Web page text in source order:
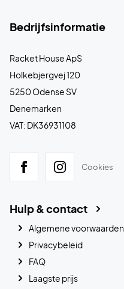
Bedrijfsinformatie
Racket House ApS
Holkebjergvej 120
5250 Odense SV
Denemarken
VAT: DK36931108
Cookies
Hulp & contact
Algemene voorwaarden
Privacybeleid
FAQ
Laagste prijs